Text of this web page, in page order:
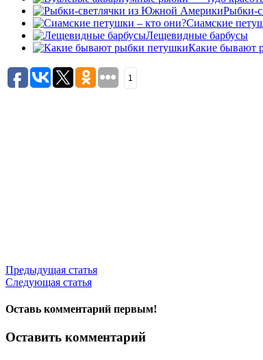
Рыбки-
Сиамские
Лещевидные барбусы
Какие бывают
1
Предыдущая статья
Следующая статья
Оставь комментарий первым!
Оставить комментарий